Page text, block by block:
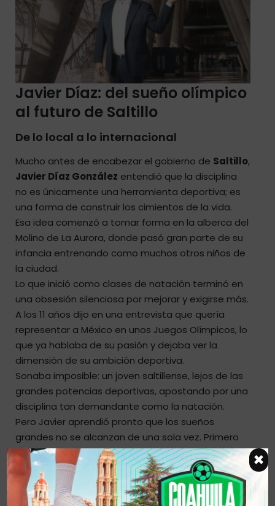
Javier Díaz: del sueño olímpico
al futuro de Saltillo
De lo local a lo internacional
Mucho antes de encabezar el gobierno de Saltillo,
Javier Díaz González entendió que la disciplina
no es únicamente una herramienta deportiva; es
una forma de construir los cimientos de la vida.
Esa idea comenzó a tomar forma en la alberca del
Molino de La Aurora, donde pasó gran parte de su
infancia entrenando como muchos otros niños de
la ciudad.
Lo que inició como clases de natación terminó en
una obsesión silenciosa por mejorar y exigirse más.
A los 11 años dijo en una entrevista que quería
representar a México en unos Juegos Olímpicos, lo
que ya hablaba de su pasión y dejaba ver la
dimensión de su ambición deportiva.
Sonaba imposible: un joven saltillense, lejos de las
grandes potencias deportivas, apostando por una
disciplina tan demandante como la natación.
Pero Javier aprendió pronto que los sueños
grandes no se alcanzan de una sola vez. Primero
buscó ser el mejor de Saltillo, luego de Coahuila y
después abrirse camino a nivel nacional.
La constancia terminó marcando el camino.
La natación también le enseñó algo que todavía
×